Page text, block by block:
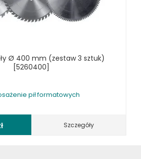
Ø 400 mm (zestaw 3 sztuk)
[5260400]
pił formatowych
Szczegóły